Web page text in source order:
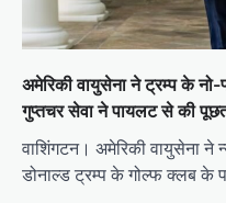
अमेरिकी वायुसेना ने ट्रम्प के नो-
गुप्तचर सेवा ने पायलट से की
वाशिंगटन। अमेरिकी वायुसेना ने
डोनाल्ड ट्रम्प के गोल्फ क्लब के